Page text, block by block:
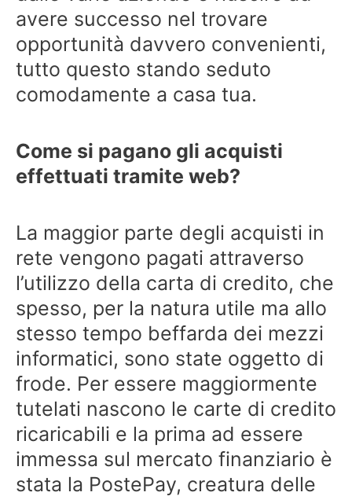
avere successo nel trovare
opportunità davvero convenienti,
tutto questo stando seduto
comodamente a casa tua.
Come si pagano gli acquisti
effettuati tramite web?
La maggior parte degli acquisti in
rete vengono pagati attraverso
l’utilizzo della carta di credito, che
spesso, per la natura utile ma allo
stesso tempo beffarda dei mezzi
informatici, sono state oggetto di
frode. Per essere maggiormente
tutelati nascono le carte di credito
ricaricabili e la prima ad essere
immessa sul mercato finanziario è
stata la PostePay, creatura delle